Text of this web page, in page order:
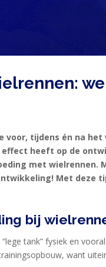
voor, tijdens én na
heeft op de
met wielrennen.
Met deze
bij
tank” fysiek en
want